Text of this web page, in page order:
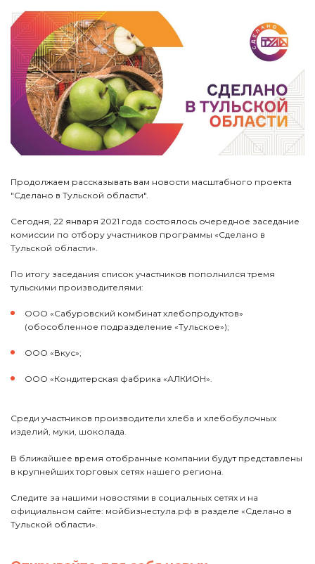
Продолжаем рассказывать вам новости масштабного проекта
"Сделано в Тульской области".
Сегодня, 22 января 2021 года состоялось очередное заседание
комиссии по отбору участников программы «Сделано в
Тульской области».
По итогу заседания список участников пополнился тремя
тульскими производителями:
ООО «Сабуровский комбинат хлебопродуктов»
(обособленное подразделение «Тульское»);
ООО «Вкус»;
ООО «Кондитерская фабрика «АЛКИОН».
Среди участников производители хлеба и хлебобулочных
изделий, муки, шоколада.
В ближайшее время отобранные компании будут представлены
в крупнейших торговых сетях нашего региона.
Следите за нашими новостями в социальных сетях и на
официальном сайте: мойбизнестула.рф в разделе «Сделано в
Тульской области».